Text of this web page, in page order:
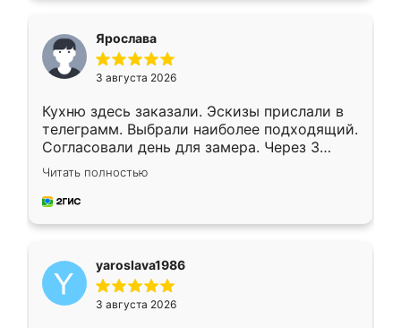
Ярослава
3 августа 2026
Кухню здесь заказали. Эскизы прислали в
телеграмм. Выбрали наиболее подходящий.
Согласовали день для замера. Через 3
недели кухня была уже готова. Остались
довольны работой. Спасибо Ренессанс
мебель за качественную работу!
Читать полностью
yaroslava1986
3 августа 2026